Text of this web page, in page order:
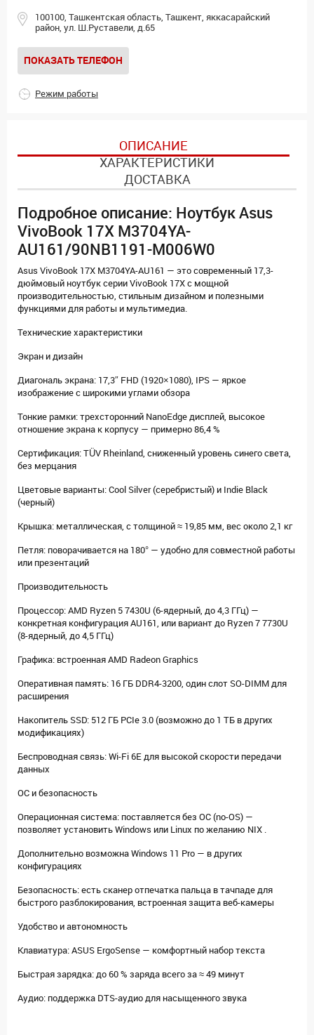
100100, Ташкентская область, Ташкент, яккасарайский
район, ул. Ш.Руставели, д.65
ПОКАЗАТЬ ТЕЛЕФОН
Режим работы
ОПИСАНИЕ
ХАРАКТЕРИСТИКИ
ДОСТАВКА
Подробное описание: Ноутбук Asus
VivoBook 17X M3704YA-
AU161/90NB1191-M006W0
Asus VivoBook 17X M3704YA-AU161 — это современный 17,3-
дюймовый ноутбук серии VivoBook 17X с мощной
производительностью, стильным дизайном и полезными
функциями для работы и мультимедиа.
Технические характеристики
Экран и дизайн
Диагональ экрана: 17,3″ FHD (1920×1080), IPS — яркое
изображение с широкими углами обзора
Тонкие рамки: трехсторонний NanoEdge дисплей, высокое
отношение экрана к корпусу — примерно 86,4 %
Сертификация: TÜV Rheinland, сниженный уровень синего света,
без мерцания
Цветовые варианты: Cool Silver (серебристый) и Indie Black
(черный)
Крышка: металлическая, с толщиной ≈ 19,85 мм, вес около 2,1 кг
Петля: поворачивается на 180° — удобно для совместной работы
или презентаций
Производительность
Процессор: AMD Ryzen 5 7430U (6-ядерный, до 4,3 ГГц) —
конкретная конфигурация AU161, или вариант до Ryzen 7 7730U
(8-ядерный, до 4,5 ГГц)
Графика: встроенная AMD Radeon Graphics
Оперативная память: 16 ГБ DDR4-3200, один слот SO-DIMM для
расширения
Накопитель SSD: 512 ГБ PCIe 3.0 (возможно до 1 ТБ в других
модификациях)
Беспроводная связь: Wi-Fi 6E для высокой скорости передачи
данных
ОС и безопасность
Операционная система: поставляется без ОС (no-OS) —
позволяет установить Windows или Linux по желанию NIX .
Дополнительно возможна Windows 11 Pro — в других
конфигурациях
Безопасность: есть сканер отпечатка пальца в тачпаде для
быстрого разблокирования, встроенная защита веб-камеры
Удобство и автономность
Клавиатура: ASUS ErgoSense — комфортный набор текста
Быстрая зарядка: до 60 % заряда всего за ≈ 49 минут
Аудио: поддержка DTS-аудио для насыщенного звука